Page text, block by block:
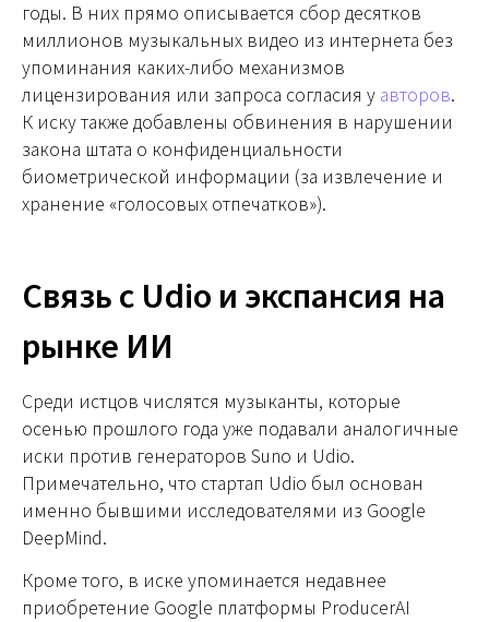
годы. В них прямо описывается сбор десятков
миллионов музыкальных видео из интернета без
упоминания каких-либо механизмов
лицензирования или запроса согласия у авторов.
К иску также добавлены обвинения в нарушении
закона штата о конфиденциальности
биометрической информации (за извлечение и
хранение «голосовых отпечатков»).
Связь с Udio и экспансия на
рынке ИИ
Среди истцов числятся музыканты, которые
осенью прошлого года уже подавали аналогичные
иски против генераторов Suno и Udio.
Примечательно, что стартап Udio был основан
именно бывшими исследователями из Google
DeepMind.
Кроме того, в иске упоминается недавнее
приобретение Google платформы ProducerAI